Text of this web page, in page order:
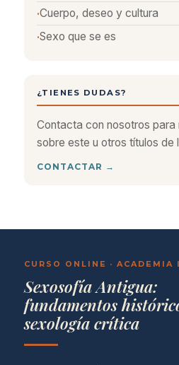
Cuerpo, deseo y cultura
Sexo que se es
¿TIENES DUDAS?
Contacta con nosotros para
sobre este u otros títulos de
CONTACTAR →
CURSO ONLINE · ACADEMIA
Sexosofía Antigua:
fundamentos
sexología crítica